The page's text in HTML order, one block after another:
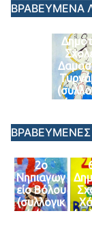
ΒΡΑΒΕΥΜΕΝΑ
έργο
ΒΡΑΒΕΥΜΕΝΕΣ
2ο
Νηπιαγωγ
είο Βόλου
(συλλογικ
ό έργο